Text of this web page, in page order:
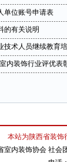
单位账号申请表
的有关说明
技术人员继续教育
内装饰行业评优表